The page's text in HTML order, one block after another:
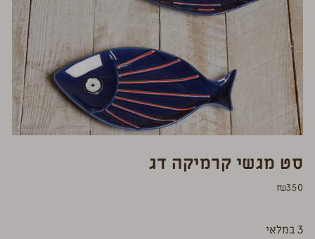
סט מגשי קרמיקה דג
₪350
3 במלאי